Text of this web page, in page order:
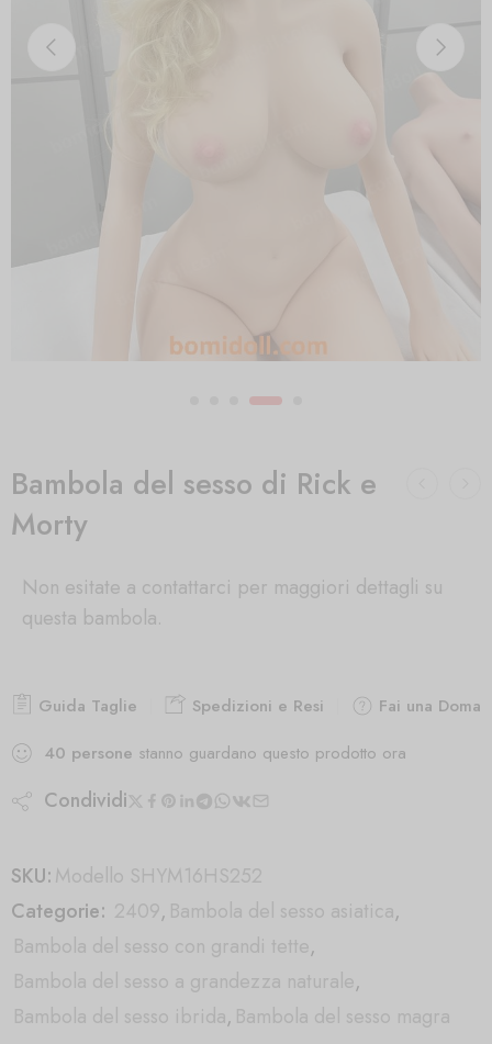
Bambola del sesso di Rick e
Morty
Non esitate a contattarci per maggiori dettagli su
questa bambola.
Guida Taglie Spedizioni e Resi
Fai una
40 persone stanno guardano questo prodotto ora
Condividi
SKU:Modello SHYM16HS252
Categorie: 2409, Bambola del sesso asiatica,
Bambola del sesso con grandi tette,
Bambola del sesso a grandezza naturale,
Bambola del sesso ibrida, Bambola del sesso magra